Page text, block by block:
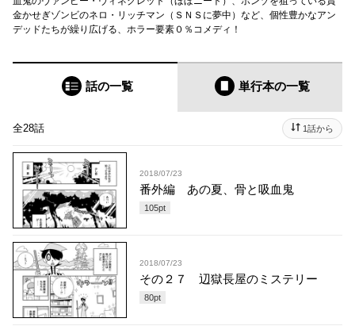
金かせぎゾンビのネロ・リッチマン（ＳＮＳに夢中）など、個性豊かなアン
デッドたちが繰り広げる、ホラー要素０％コメディ！
話の一覧 単行本の一覧
全28話 1話から
2018/07/23
番外編 あの夏、骨と吸血鬼
105pt
2018/07/23
その２７ 辺獄長屋のミステリー
80pt